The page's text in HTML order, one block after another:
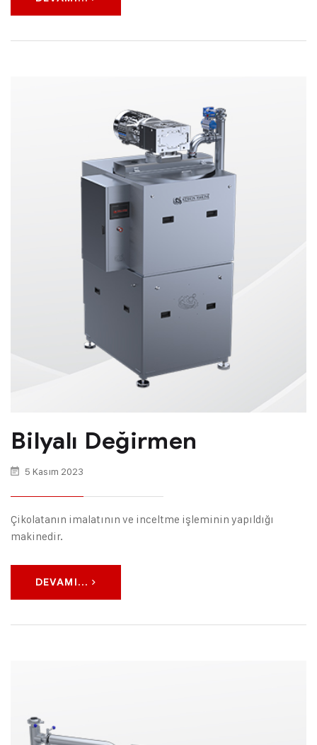
Bilyalı Değirmen
5 Kasım 2023
Çikolatanın imalatının ve inceltme işleminin yapıldığı
makinedir.
DEVAMI...